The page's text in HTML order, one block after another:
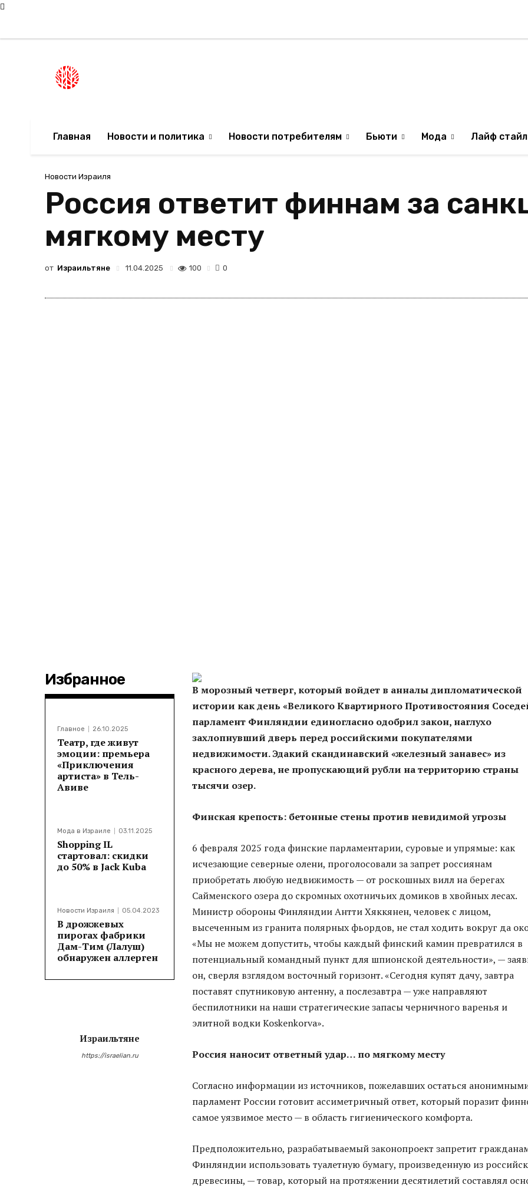
Главная Новости и политика Новости потребителям Бьюти Мода Лайф стайл
Новости Израиля
Россия ответит финнам за
мягкому месту
от Израильтяне 11.04.2025 100 0
Избранное
Главное 26.10.2025
Театр, где живут
эмоции: премьера
«Приключения
артиста» в Тель-
Авиве
Мода в Израиле 03.11.2025
Shopping IL
стартовал: скидки
до 50% в Jack Kuba
Новости Израиля 05.04.2023
В дрожжевых
пирогах фабрики
Дам-Тим (Лалуш)
обнаружен аллерген
Израильтяне
https://israelian.ru
В морозный четверг, который войдет в анналы дипломатической
истории как день «Великого Квартирного Противостояния
парламент Финляндии единогласно одобрил закон, наглухо
захлопнувший дверь перед российскими покупателями
недвижимости. Эдакий скандинавский «железный занавес» из
красного дерева, не пропускающий рубли на территорию страны
тысячи озер.
Финская крепость: бетонные стены против невидимой угрозы
6 февраля 2025 года финские парламентарии, суровые и упрямые: как
исчезающие северные олени, проголосовали за запрет россиянам
приобретать любую недвижимость — от роскошных вилл на берегах
Сайменского озера до скромных охотничьих домиков в хвойных лесах.
Министр обороны Финляндии Антти Хяккянен, человек с лицом,
высеченным из гранита полярных фьордов, не стал ходить вокруг да
«Мы не можем допустить, чтобы каждый финский камин превратился в
потенциальный командный пункт для шпионской деятельности», —
он, сверля взглядом восточный горизонт. «Сегодня купят дачу, завтра
поставят спутниковую антенну, а послезавтра — уже направляют
беспилотники на наши стратегические запасы черничного варенья и
элитной водки Koskenkorva».
Россия наносит ответный удар… по мягкому месту
Согласно информации из источников, пожелавших остаться
парламент России готовит ассиметричный ответ, который поразит
самое уязвимое место — в область гигиенического комфорта.
Предположительно, разрабатываемый законопроект запретит
Финляндии использовать туалетную бумагу, произведенную из
древесины, — товар, который на протяжении десятилетий составлял